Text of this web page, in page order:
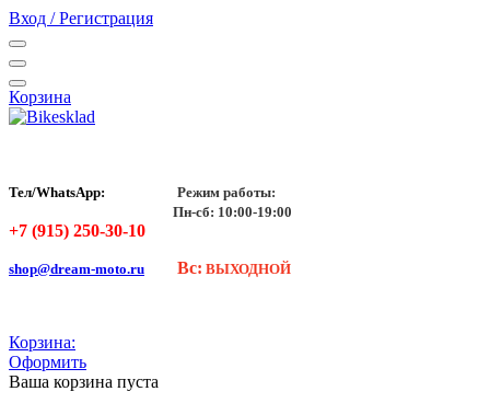
Вход / Регистрация
Корзина
Тел/WhatsApp:
Режим работы:
Пн-сб: 10:00-19:00
+7 (915) 250-30-10
shop@dream-moto.ru Вс: ВЫХОДНОЙ
Корзина:
Оформить
Ваша корзина пуста